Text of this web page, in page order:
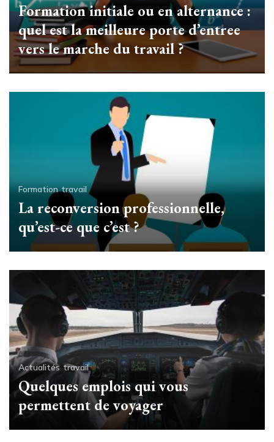
Formation initiale ou en alternance :
quel est la meilleure porte d’entree
vers le marche du travail ?
Formation travail
La reconversion professionnelle,
qu’est-ce que c’est ?
Actualités travail
Quelques emplois qui vous
permettent de voyager